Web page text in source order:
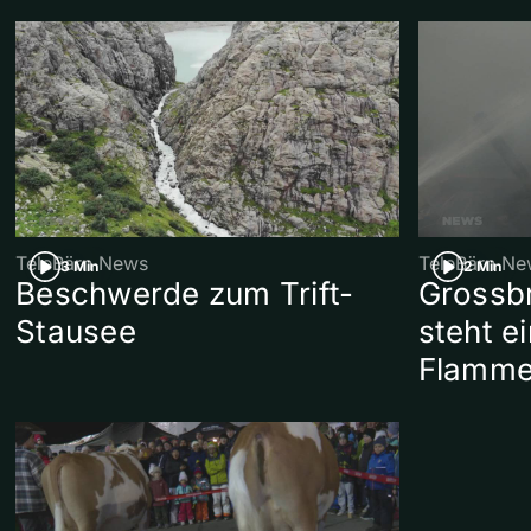
3 Min
TeleBärn News
Beschwerde zum Trift-
Stausee
2 Min
TeleBärn
steht